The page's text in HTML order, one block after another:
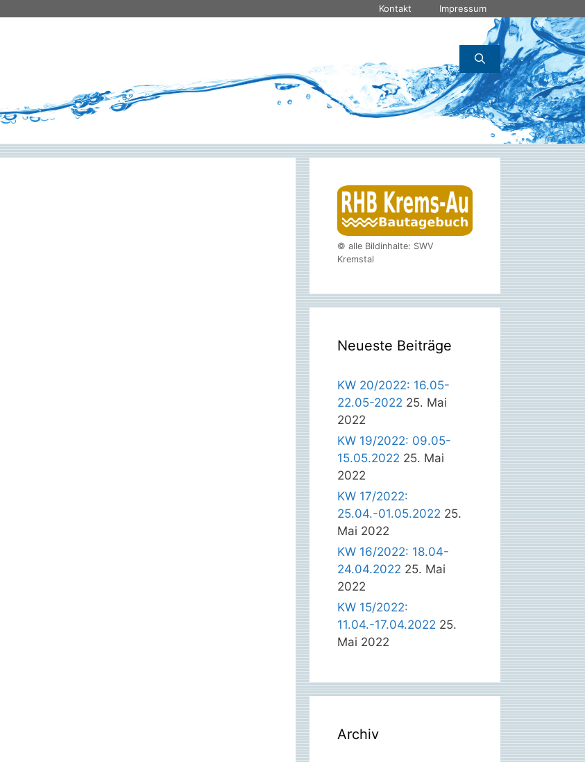
Kontakt Impressum
© alle Bildinhalte: SWV
Kremstal
Neueste Beiträge
KW 20/2022: 16.05-
22.05-2022 25. Mai
2022
KW 19/2022: 09.05-
15.05.2022 25. Mai
2022
KW 17/2022:
25.04.-01.05.2022 25.
Mai 2022
KW 16/2022: 18.04-
24.04.2022 25. Mai
2022
KW 15/2022:
11.04.-17.04.2022 25.
Mai 2022
Archiv